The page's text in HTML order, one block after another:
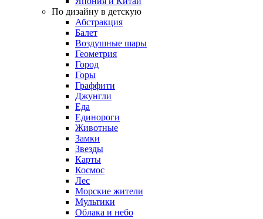
По дизайну в детскую
Абстракция
Балет
Воздушные шары
Геометрия
Город
Горы
Граффити
Джунгли
Еда
Единороги
Животные
Замки
Звезды
Карты
Космос
Лес
Морские жители
Мультики
Облака и небо